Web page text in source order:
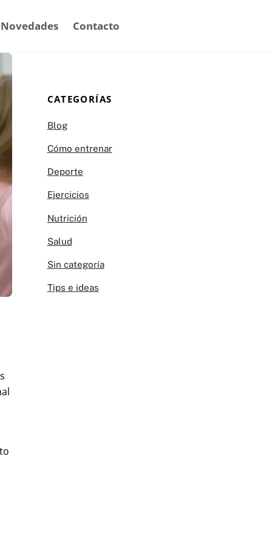
Novedades Contacto
CATEGORÍAS
Blog
Cómo entrenar
Deporte
Ejercicios
Nutrición
Salud
Sin categoría
Tips e ideas